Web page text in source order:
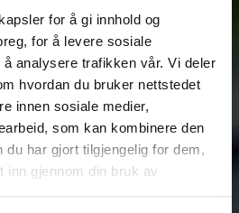
for å gi innhold og
for å levere sosiale
analysere trafikken vår. Vi deler
hvordan du bruker nettstedet
innen sosiale medier,
som kan kombinere den
du har gjort tilgjengelig for dem,
inn gjennom din bruk av